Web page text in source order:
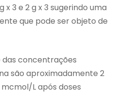
3 e 2 g x 3 sugerindo uma
que pode ser objeto de
concentrações
são aproximadamente 2
L após doses